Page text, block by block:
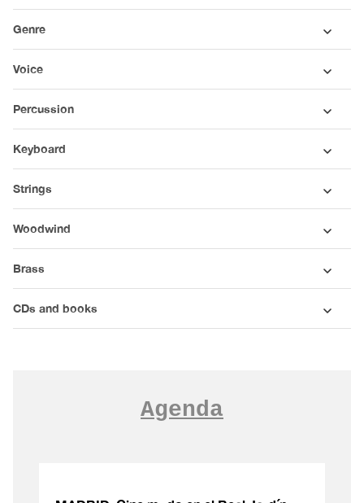
Genre
Voice
Percussion
Keyboard
Strings
Woodwind
Brass
CDs and books
Agenda